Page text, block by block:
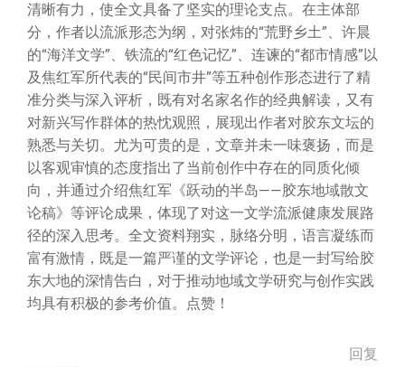
清晰有力，使全文具备了坚实的理论支点。在主体部
分，作者以流派形态为纲，对张炜的“荒野乡土”、许晨
的“海洋文学”、铁流的“红色记忆”、连谏的“都市情感”以
及焦红军所代表的“民间市井”等五种创作形态进行了精
准分类与深入评析，既有对名家名作的经典解读，又有
对新兴写作群体的热忱观照，展现出作者对胶东文坛的
熟悉与关切。尤为可贵的是，文章并未一味褒扬，而是
以客观审慎的态度指出了当前创作中存在的同质化倾
向，并通过介绍焦红军《跃动的半岛——胶东地域散文
论稿》等评论成果，体现了对这一文学流派健康发展路
径的深入思考。全文资料翔实，脉络分明，语言凝练而
富有激情，既是一篇严谨的文学评论，也是一封写给胶
东大地的深情告白，对于推动地域文学研究与创作实践
均具有积极的参考价值。点赞！
回复